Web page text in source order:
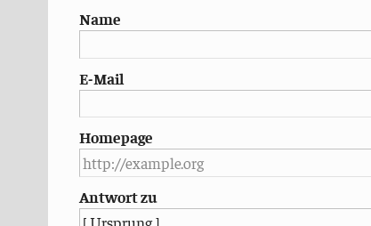
Name
E-Mail
Homepage
Antwort zu